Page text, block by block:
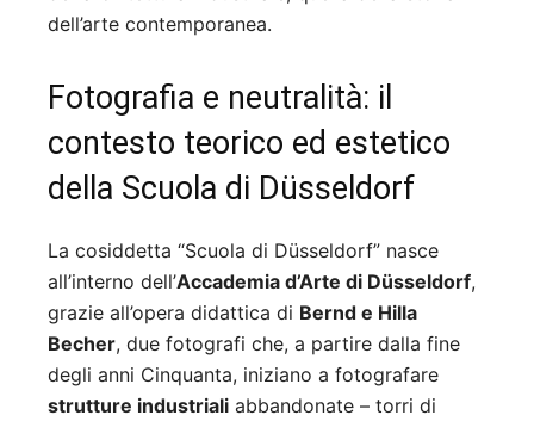
dell’arte contemporanea.
Fotografia e neutralità: il
contesto teorico ed estetico
della Scuola di Düsseldorf
La cosiddetta “Scuola di Düsseldorf” nasce
all’interno dell’Accademia d’Arte di Düsseldorf,
grazie all’opera didattica di Bernd e Hilla
Becher, due fotografi che, a partire dalla fine
degli anni Cinquanta, iniziano a fotografare
strutture industriali abbandonate – torri di